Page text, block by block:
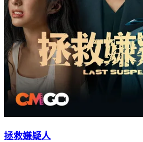
拯救嫌疑人